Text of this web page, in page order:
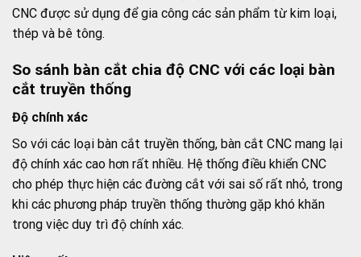
CNC được sử dụng để gia công các sản phẩm từ kim loại,
thép và bê tông.
So sánh bàn cắt chia độ CNC với các loại bàn
cắt truyền thống
Độ chính xác
So với các loại bàn cắt truyền thống, bàn cắt CNC mang lại
độ chính xác cao hơn rất nhiều. Hệ thống điều khiển CNC
cho phép thực hiện các đường cắt với sai số rất nhỏ, trong
khi các phương pháp truyền thống thường gặp khó khăn
trong việc duy trì độ chính xác.